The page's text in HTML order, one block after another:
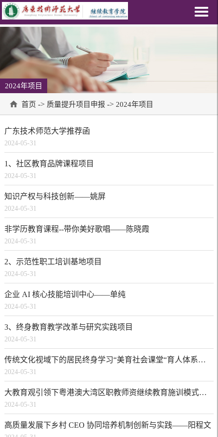
2024年项目
首页 -> 质量提升项目申报 -> 2024年项目
广东技术师范大学推荐函
2024-05-31
1、社区教育品牌课程项目
2024-05-31
知识产权与科技创新——姚屏
2024-05-31
非学历教育课程--带你美好歌唱——陈晓霞
2024-05-31
2、示范性职工培训基地项目
2024-05-31
企业 AI 核心技能培训中心——单纯
2024-05-31
3、终身教育教学改革与研究实践项目
2024-05-31
传统文化视域下的居民终身学习“美育社会课堂“育人体系的构建——王羊羊
2024-05-31
大教育观引领下粤港澳大湾区职教师资继续教育施训模式研究——余九林
2024-05-31
高质量发展下乡村 CEO 协同培养机制创新与实践——阳程文